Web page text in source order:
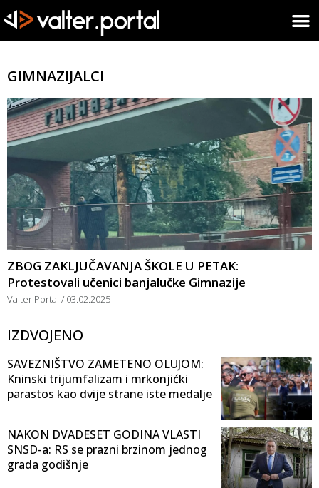
GIMNAZIJALCI
ZBOG ZAKLJUČAVANJA ŠKOLE U PETAK:
Protestovali učenici banjalučke Gimnazije
Valter Portal 03.02.2025
IZDVOJENO
SAVEZNIŠTVO ZAMETENO OLUJOM:
Kninski trijumfalizam i mrkonjićki
parastos kao dvije strane iste medalje
NAKON DVADESET GODINA VLASTI
SNSD-a: RS se prazni brzinom jednog
grada godišnje